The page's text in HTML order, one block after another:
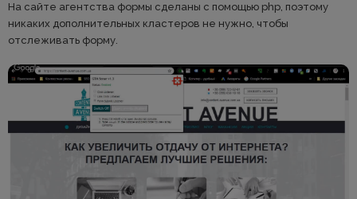
На сайте агентства формы сделаны с помощью php, поэтому
никаких дополнительных кластеров не нужно, чтобы
отслеживать форму.